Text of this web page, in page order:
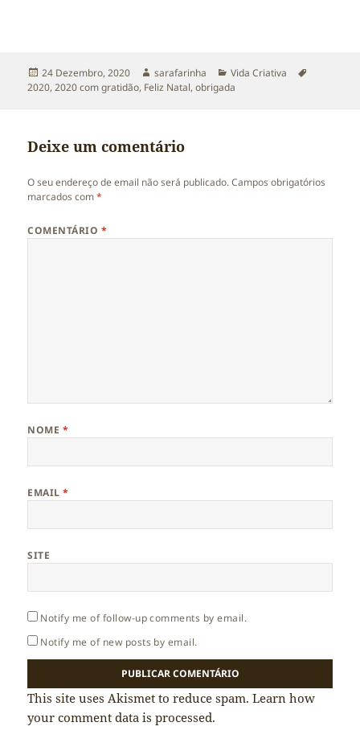
Publicado
a
24 Dezembro, 2020 Autor
sarafarinha Categorias
Vida Criativa
2020,2020 com gratidão, Feliz Natal,obrigada
Deixe um comentário
O seu endereço de email não será publicado. Campos obrigatórios
marcados com*
COMENTÁRIO *
NOME *
EMAIL*
SITE
Notify me of follow-up comments by email.
Notify me of new posts by email.
This site uses Akismet to reduce spam.Learn how
your comment data is processed.